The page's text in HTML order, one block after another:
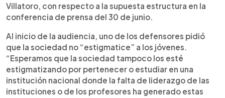
Villatoro, con respecto a la supuesta estructura en la
conferencia de prensa del 30 de junio.
Al inicio de la audiencia, uno de los defensores pidió
que la sociedad no “estigmatice” a los jóvenes.
“Esperamos que la sociedad tampoco los esté
estigmatizando por pertenecer o estudiar en una
institución nacional donde la falta de liderazgo de las
instituciones o de los profesores ha generado estas